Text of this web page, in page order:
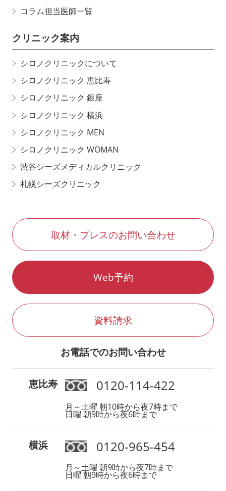
コラム担当医師一覧
クリニック案内
シロノクリニックについて
シロノクリニック 恵比寿
シロノクリニック 銀座
シロノクリニック 横浜
シロノクリニック MEN
シロノクリニック WOMAN
渋谷シーズメディカルクリニック
札幌シーズクリニック
取材・プレスのお問い合わせ
Web予約
資料請求
お電話でのお問い合わせ
恵比寿 0120-114-422
月～土曜 朝10時から夜7時まで
日曜 朝9時から夜6時まで
横浜 0120-965-454
月～土曜 朝9時から夜7時まで
日曜 朝9時から夜6時まで